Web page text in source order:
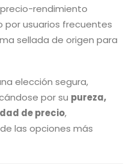
rendimiento
usuarios frecuentes
sellada de origen para
elección segura,
por su pureza,
de precio,
las opciones más